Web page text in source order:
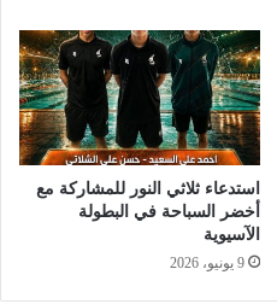
استدعاء ثلاثي النور للمشاركة مع
أخضر السباحة في البطولة
الآسيوية
9 يونيو، 2026